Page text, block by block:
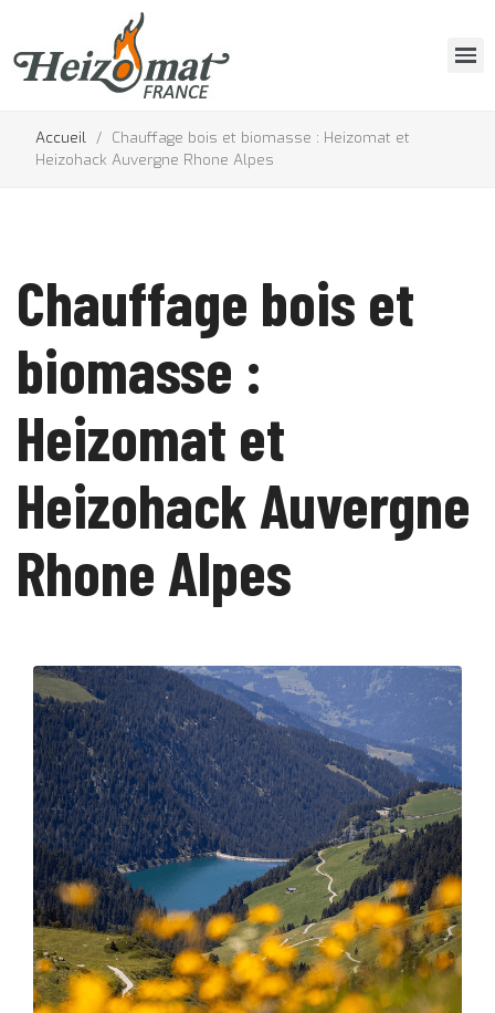
Accueil
Chauffage bois et biomasse : Heizomat et
Heizohack Auvergne Rhone Alpes
Chauffage bois et
biomasse :
Heizomat et
Heizohack Auvergne
Rhone Alpes